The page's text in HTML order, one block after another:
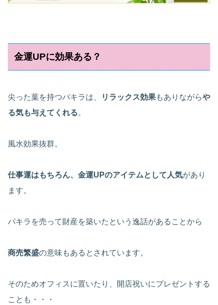
金運UPに効果ある？
尖った葉を持つパキラは、 リラックス効果もありながらや
る気も与えてくれる。
風水効果抜群。
仕事運はもちろん、金運UPのアイテムとして人気があり
ます。
パキラを売って財産を築いたという逸話があることから
商売繁盛の意味もあるとされています。
そのためオフィスに置いたり、開店祝いにプレゼントする
ことも・・・